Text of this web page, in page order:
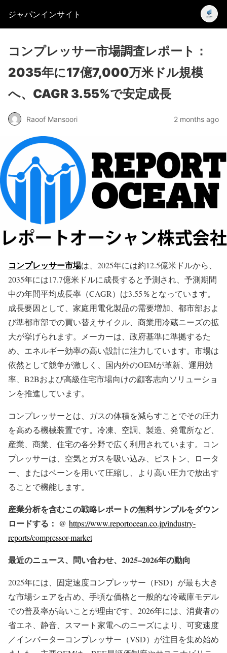
ジャパンインサイト
コンプレッサー市場調査レポート：
2035年に17億7,000万米ドル規模
へ、CAGR 3.55%で安定成長
Raoof Mansoori 2 months ago
コンプレッサー市場は、2025年には約12.5億米ドルから、
2035年には17.7億米ドルに成長すると予測され、予測期間
中の年間平均成長率（CAGR）は3.55％となっています。
成長要因として、家庭用電化製品の需要増加、都市部およ
び準都市部での買い替えサイクル、商業用冷蔵ニーズの拡
大が挙げられます。メーカーは、政府基準に準拠するた
め、エネルギー効率の高い設計に注力しています。市場は
依然として競争が激しく、国内外のOEMが革新、運用効
率、B2Bおよび高級住宅市場向けの顧客志向ソリューショ
ンを推進しています。
コンプレッサーとは、ガスの体積を減らすことでその圧力
を高める機械装置です。冷凍、空調、製造、発電所など、
産業、商業、住宅の各分野で広く利用されています。コン
プレッサーは、空気とガスを吸い込み、ピストン、ロータ
ー、またはベーンを用いて圧縮し、より高い圧力で放出す
ることで機能します。
産業分析を含むこの戦略レポートの無料サンプルをダウン
ロードする： @ https://www.reportocean.co.jp/industry-
reports/compressor-market
最近のニュース、問い合わせ、2025–2026年の動向
2025年には、固定速度コンプレッサー（FSD）が最も大き
な市場シェアを占め、手頃な価格と一般的な冷蔵庫モデル
での普及率が高いことが理由です。2026年には、消費者の
省エネ、静音、スマート家電へのニーズにより、可変速度
／インバーターコンプレッサー（VSD）が注目を集め始め